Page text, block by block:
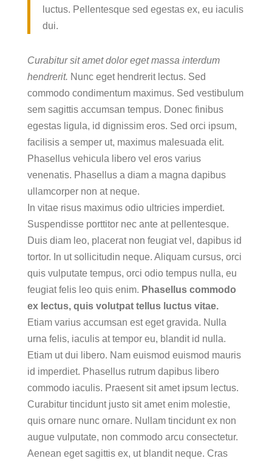
luctus. Pellentesque sed egestas ex, eu iaculis
dui.
Curabitur sit amet dolor eget massa interdum
hendrerit. Nunc eget hendrerit lectus. Sed
commodo condimentum maximus. Sed vestibulum
sem sagittis accumsan tempus. Donec finibus
egestas ligula, id dignissim eros. Sed orci ipsum,
facilisis a semper ut, maximus malesuada elit.
Phasellus vehicula libero vel eros varius
venenatis. Phasellus a diam a magna dapibus
ullamcorper non at neque.
In vitae risus maximus odio ultricies imperdiet.
Suspendisse porttitor nec ante at pellentesque.
Duis diam leo, placerat non feugiat vel, dapibus id
tortor. In ut sollicitudin neque. Aliquam cursus, orci
quis vulputate tempus, orci odio tempus nulla, eu
feugiat felis leo quis enim. Phasellus commodo
ex lectus, quis volutpat tellus luctus vitae.
Etiam varius accumsan est eget gravida. Nulla
urna felis, iaculis at tempor eu, blandit id nulla.
Etiam ut dui libero. Nam euismod euismod mauris
id imperdiet. Phasellus rutrum dapibus libero
commodo iaculis. Praesent sit amet ipsum lectus.
Curabitur tincidunt justo sit amet enim molestie,
quis ornare nunc ornare. Nullam tincidunt ex non
augue vulputate, non commodo arcu consectetur.
Aenean eget sagittis ex, ut blandit neque. Cras